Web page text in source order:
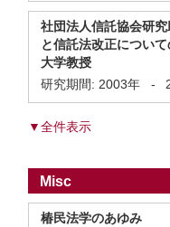
社団法人信託協会研
と信託法改正につい
大学教授
研究期間: 2003年 -
▼全件表示
Misc
椿民法学のあゆみ